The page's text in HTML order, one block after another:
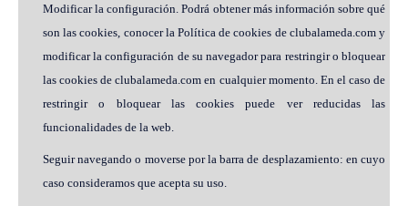
Modificar la configuración. Podrá obtener más información sobre qué
son las cookies, conocer la Política de cookies de clubalameda.com y
modificar la configuración de su navegador para restringir o bloquear
las cookies de clubalameda.com en cualquier momento. En el caso de
restringir o bloquear las cookies puede ver reducidas las
funcionalidades de la web.
Seguir navegando o moverse por la barra de desplazamiento: en cuyo
caso consideramos que acepta su uso.